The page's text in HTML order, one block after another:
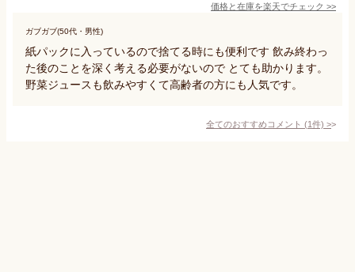
価格と在庫を楽天でチェック >>
ガブガブ(50代・男性)
紙パックに入っているので捨てる時にも便利です 飲み終わっ
た後のことを深く考える必要がないので とても助かります。
野菜ジュースも飲みやすくて高齢者の方にも人気です。
全てのおすすめコメント (1件) >